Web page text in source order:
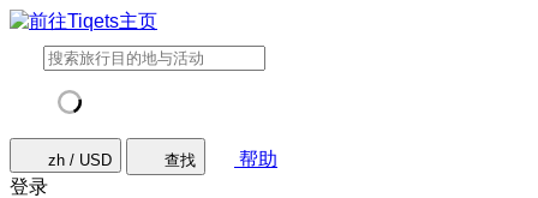
zh / USD 查找
帮助
登录